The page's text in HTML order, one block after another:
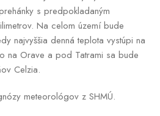
s predpokladaným
Na celom území bude
najvyššia denná teplota vystúpi na
na Orave a pod Tatrami sa bude
Celzia.
meteorológov z SHMÚ.